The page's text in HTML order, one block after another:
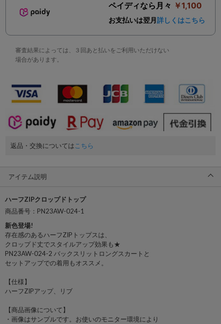
ペイディなら月々 ￥1,100
お支払いは翌月 詳しくはこちら
審査結果によっては、３回あと払いをご利用いただけない
場合があります。
返品・交換についてはこちら
アイテム説明
ハーフZIPクロップドトップ
商品番号：PN23AW-024-1
新色登場!
存在感のあるハーフZIPトップスは、
クロップド丈でスタイルアップ効果も★
PN23AW-024-2 バックスリットロングスカートと
セットアップでの着用もオススメ。
【仕様】
ハーフZIPアップ、リブ
【商品画像について】
・画像はサンプルです。お使いのモニター環境により